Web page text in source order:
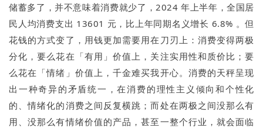
储蓄多了，并不意味着消费就少了，2024 年上半年，全国居
民人均消费支出 13601 元，比上年同期名义增长 6.8% 。但
花钱的方式变了，用钱更加需要用在刀刃上：消费变得两极
分化，要么花在「有用」价值上，关注实用性和质价比；要
么花在「情绪」价值上，千金难买我开心。消费的天秤呈现
出一种奇异的矛盾统一，在消费的理性主义倾向和个性化
的、情绪化的消费之间反复横跳；而处在两极之间没那么有
用、没那么有情绪价值的产品，甚至一整个行业，就会面临